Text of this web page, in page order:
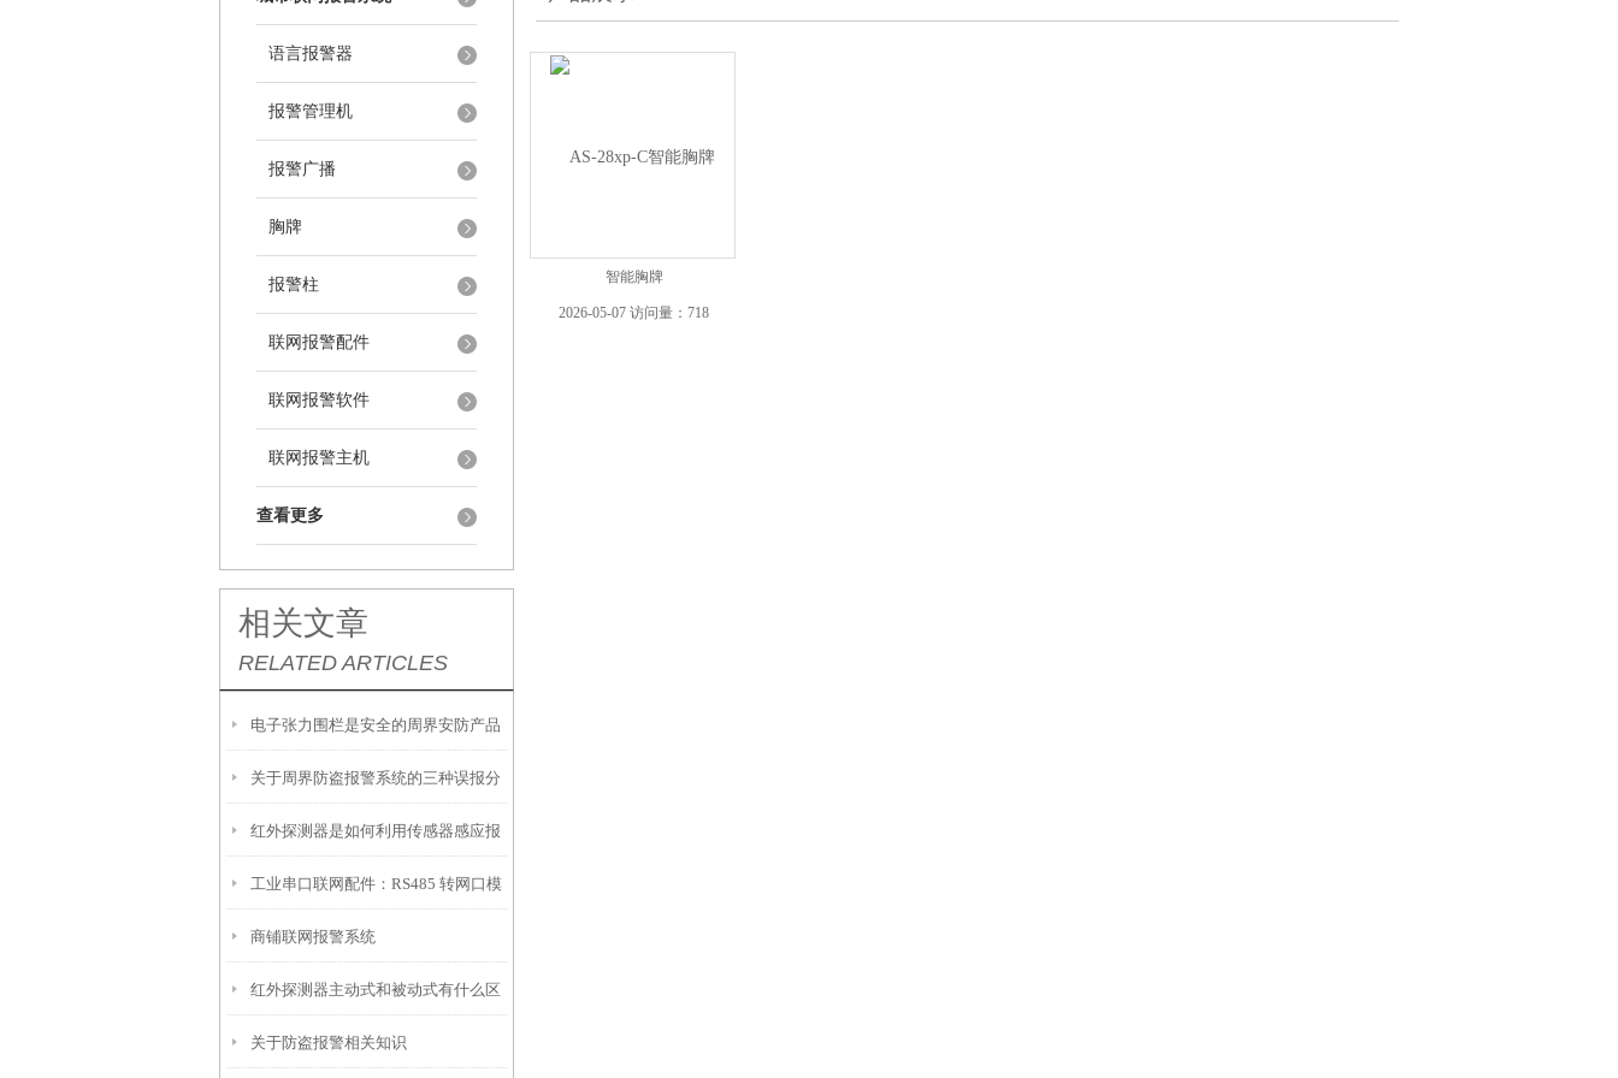
语言报警器
报警管理机
报警广播
胸牌
报警柱
联网报警配件
联网报警软件
联网报警主机
查看更多
相关文章
RELATED ARTICLES
电子张力围栏是安全的周界安防产品
关于周界防盗报警系统的三种误报分
析说明
红外探测器是如何利用传感器感应报
警的
工业串口联网配件：RS485 转网口模
块选型运维指南
商铺联网报警系统
红外探测器主动式和被动式有什么区
别？
关于防盗报警相关知识
智能胸牌
2026-05-07 访问量：718